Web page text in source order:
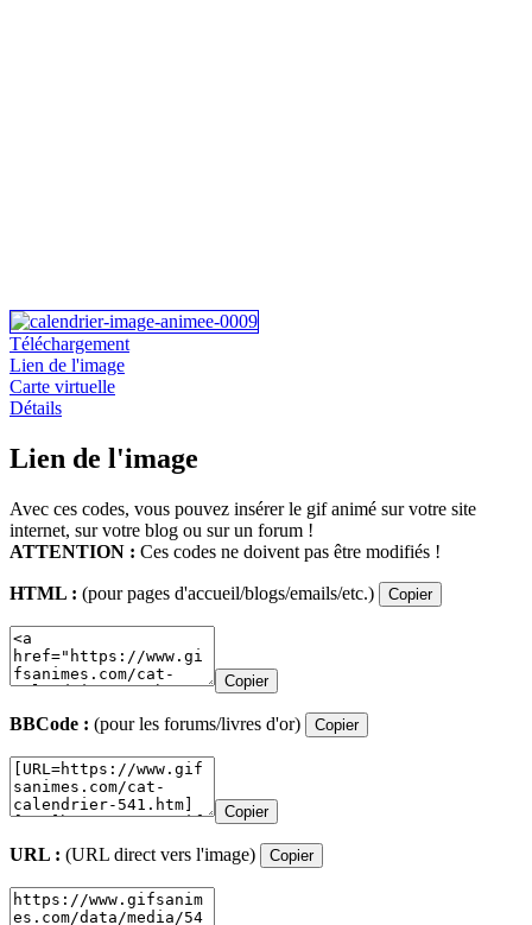
Téléchargement
Lien de l'image
Carte virtuelle
Détails
Lien de l'image
Avec ces codes, vous pouvez insérer le gif animé sur votre site
internet, sur votre blog ou sur un forum !
ATTENTION : Ces codes ne doivent pas être modifiés !
HTML : (pour pages d'accueil/blogs/emails/etc.) Copier
Copier
BBCode : (pour les forums/livres d'or) Copier
Copier
URL : (URL direct vers l'image) Copier